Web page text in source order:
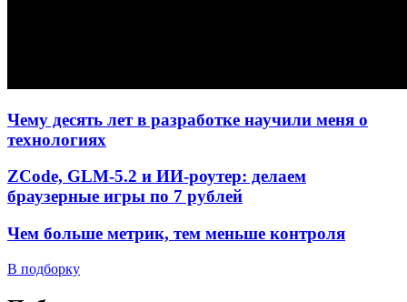
Чему десять лет в разработке научили меня о
технологиях
ZCode, GLM-5.2 и ИИ-роутер: делаем
браузерные игры по 7 рублей
Чем больше метрик, тем меньше контроля
В подборку